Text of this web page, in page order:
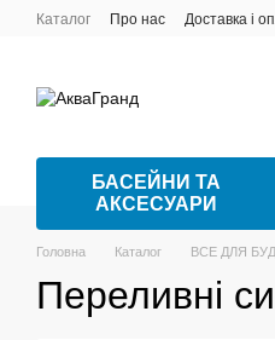
Перейти до основного контенту
Каталог Про нас Доставка і
БАСЕЙНИ ТА
АКСЕСУАРИ
Головна Каталог ВСЕ ДЛЯ
Переливні